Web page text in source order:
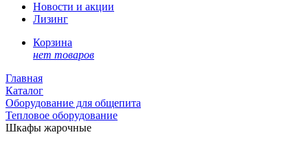
Новости и акции
Лизинг
Корзина
нет товаров
Главная
Каталог
Оборудование для общепита
Тепловое оборудование
Шкафы жарочные